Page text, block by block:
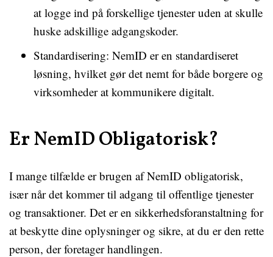
at logge ind på forskellige tjenester uden at skulle
huske adskillige adgangskoder.
Standardisering: NemID er en standardiseret
løsning, hvilket gør det nemt for både borgere og
virksomheder at kommunikere digitalt.
Er NemID Obligatorisk?
I mange tilfælde er brugen af NemID obligatorisk,
især når det kommer til adgang til offentlige tjenester
og transaktioner. Det er en sikkerhedsforanstaltning for
at beskytte dine oplysninger og sikre, at du er den rette
person, der foretager handlingen.